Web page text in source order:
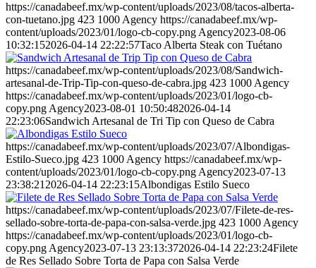
https://canadabeef.mx/wp-content/uploads/2023/08/tacos-alberta-
con-tuetano.jpg 423 1000 Agency https://canadabeef.mx/wp-
content/uploads/2023/01/logo-cb-copy.png Agency2023-08-06
10:32:152026-04-14 22:22:57Taco Alberta Steak con Tuétano
https://canadabeef.mx/wp-content/uploads/2023/08/Sandwich-
artesanal-de-Trip-Tip-con-queso-de-cabra.jpg 423 1000 Agency
https://canadabeef.mx/wp-content/uploads/2023/01/logo-cb-
copy.png Agency2023-08-01 10:50:482026-04-14
22:23:06Sandwich Artesanal de Tri Tip con Queso de Cabra
https://canadabeef.mx/wp-content/uploads/2023/07/Albondigas-
Estilo-Sueco.jpg 423 1000 Agency https://canadabeef.mx/wp-
content/uploads/2023/01/logo-cb-copy.png Agency2023-07-13
23:38:21 2026-04-14 22:23:15Albondigas Estilo Sueco
https://canadabeef.mx/wp-content/uploads/2023/07/Filete-de-res-
sellado-sobre-torta-de-papa-con-salsa-verde.jpg 423 1000 Agency
https://canadabeef.mx/wp-content/uploads/2023/01/logo-cb-
copy.png Agency2023-07-13 23:13:372026-04-14 22:23:24Filete
de Res Sellado Sobre Torta de Papa con Salsa Verde